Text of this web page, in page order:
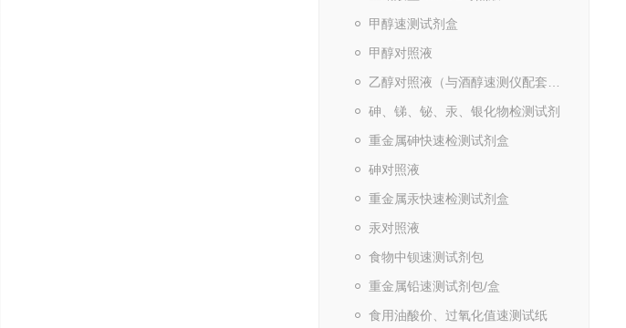
甲醇速测试剂盒
甲醇对照液
砷、锑、铋、汞、银化物检测试剂
重金属砷快速检测试剂盒
砷对照液
重金属汞快速检测试剂盒
汞对照液
食物中钡速测试剂包
重金属铅速测试剂包/盒
食用油酸价、过氧化值速测试纸